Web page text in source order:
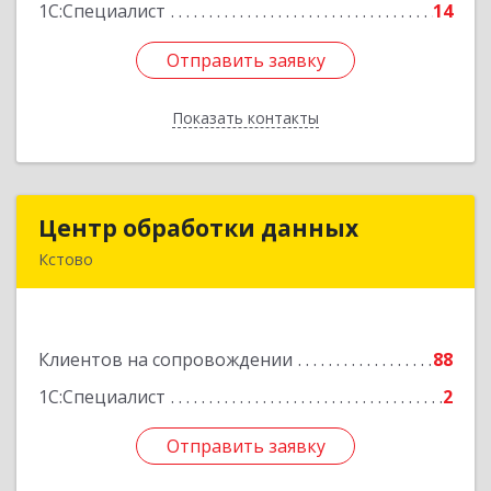
1С:Специалист
14
Отправить заявку
Показать контакты
Отправить заявку
Назад
Центр обработки данных
Кстово
Клиентов на сопровождении
88
1С:Специалист
2
Отправить заявку
Центр обработки данных
Подробнее
Отправить заявку